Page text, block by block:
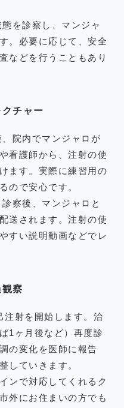
を診察し、マンジャ
。必要に応じて、安全
などを行うこともあり
チャー
、院内でマンジャロが
看護師から、注射の使
ます。実際に練習用の
ので安心です。
察後、マンジャロと
送されます。注射の使
すい説明動画などでレ
察
注射を開始します。治
1ヶ月後など）再度診
の変化を医師に報告
していきます。
ンで対応してくれるク
外にお住まいの方でも